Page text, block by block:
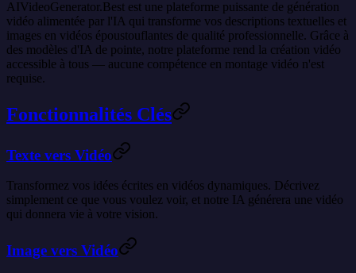
AIVideoGenerator.Best est une plateforme puissante de génération
vidéo alimentée par l'IA qui transforme vos descriptions textuelles et
images en vidéos époustouflantes de qualité professionnelle. Grâce à
des modèles d'IA de pointe, notre plateforme rend la création vidéo
accessible à tous — aucune compétence en montage vidéo n'est
requise.
Fonctionnalités Clés
Texte vers Vidéo
Transformez vos idées écrites en vidéos dynamiques. Décrivez
simplement ce que vous voulez voir, et notre IA générera une vidéo
qui donnera vie à votre vision.
Image vers Vidéo